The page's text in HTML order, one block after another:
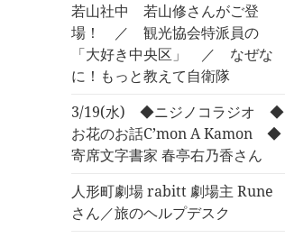
若山社中 若山修さんがご登
場！ ／ 観光協会特派員の
「大好き中央区」 ／ なぜな
に！もっと教えて自衛隊
3/19(水) ◆ニジノコラジオ ◆
お花のお話C’mon A Kamon ◆
寄席文字書家 春亭右乃香さん
人形町劇場 rabitt 劇場主 Rune
さん／旅のヘルプデスク